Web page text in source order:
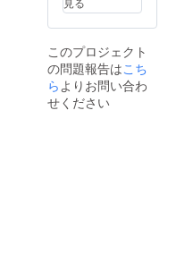
このプロジェクト
の問題報告はこち
ら よりお問い合わ
せください